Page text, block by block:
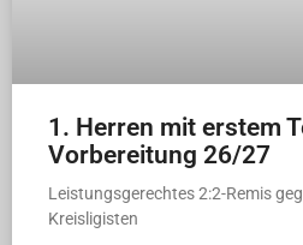
1. Herren mit erstem
Vorbereitung 26/27
Leistungsgerechtes 2:2-Remis
Kreisligisten